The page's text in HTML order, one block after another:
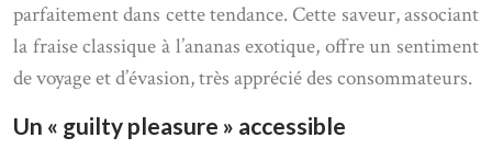
parfaitement dans cette tendance. Cette saveur, associant
la fraise classique à l’ananas exotique, offre un sentiment
de voyage et d’évasion, très apprécié des consommateurs.
Un « guilty pleasure » accessible